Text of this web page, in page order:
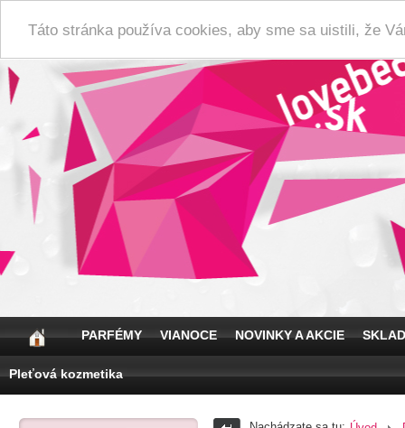
Táto stránka používa cookies, aby sme sa uistili, že
PARFÉMY VIANOCE NOVINKY A AKCIE
Pleťová kozmetika